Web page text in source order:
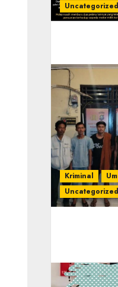
Uncategorized
Kriminal
Uncategorized